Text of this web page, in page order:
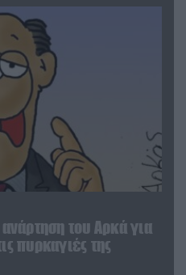
του Αρκά για
πυρκαγιές της